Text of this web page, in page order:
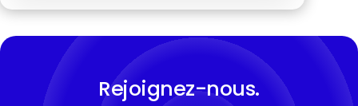
Rejoignez-nous.